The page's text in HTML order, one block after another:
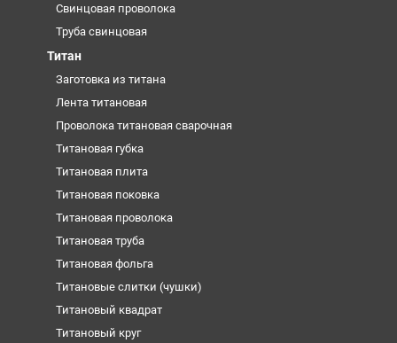
Свинцовая проволока
Труба свинцовая
Титан
Заготовка из титана
Лента титановая
Проволока титановая сварочная
Титановая губка
Титановая плита
Титановая поковка
Титановая проволока
Титановая труба
Титановая фольга
Титановые слитки (чушки)
Титановый квадрат
Титановый круг